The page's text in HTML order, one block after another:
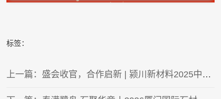
标签：
上一篇：盛会收官，合作启新 | 颍川新材料2025中国国际涂料展圆满